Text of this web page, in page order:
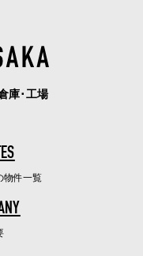
庫･工場
物件一覧